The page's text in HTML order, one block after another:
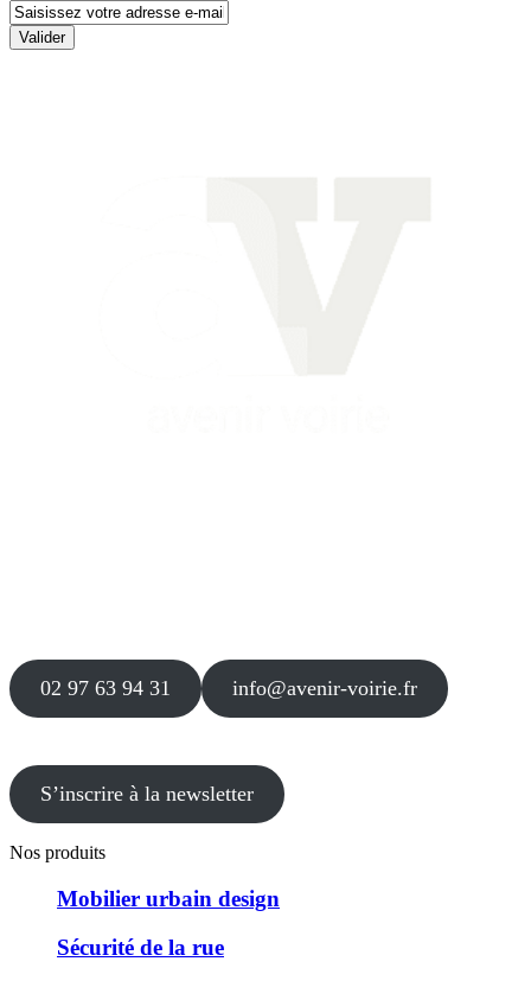
Valider
02 97 63 94 31 info@avenir-voirie.fr
S’inscrire à la newsletter
Nos produits
Mobilier urbain design
Sécurité de la rue